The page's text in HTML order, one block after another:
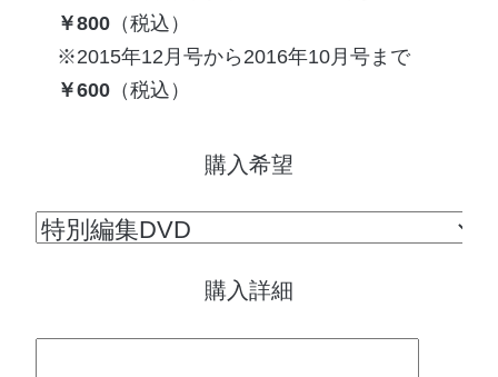
￥800（税込）
2015年12月号から 2016年10月号まで
￥600（税込）
購入希望
購入詳細